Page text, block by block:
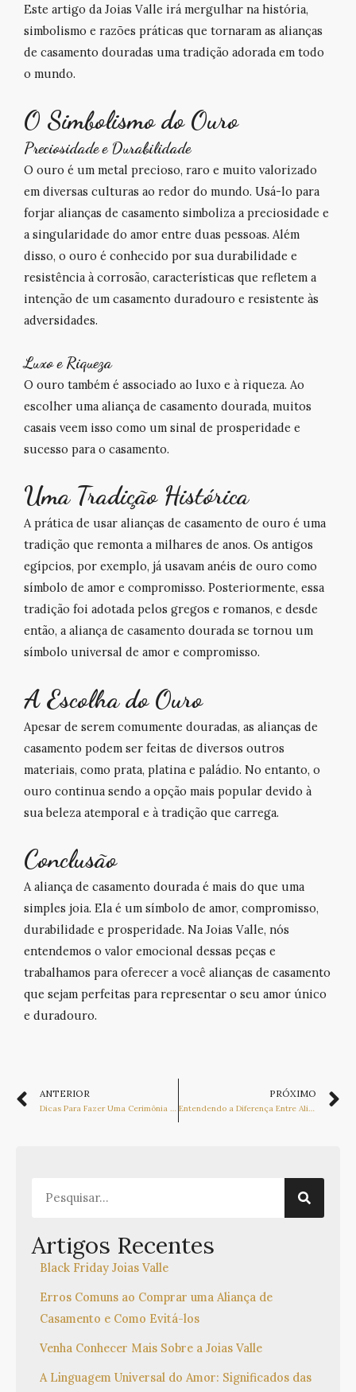
Este artigo da Joias Valle irá mergulhar na história,
simbolismo e razões práticas que tornaram as alianças
de casamento douradas uma tradição adorada em todo
o mundo.
O Simbolismo do Ouro
Preciosidade e Durabilidade
O ouro é um metal precioso, raro e muito valorizado
em diversas culturas ao redor do mundo. Usá-lo para
forjar alianças de casamento simboliza a preciosidade e
a singularidade do amor entre duas pessoas. Além
disso, o ouro é conhecido por sua durabilidade e
resistência à corrosão, características que refletem a
intenção de um casamento duradouro e resistente às
adversidades.
Luxo e Riqueza
O ouro também é associado ao luxo e à riqueza. Ao
escolher uma aliança de casamento dourada, muitos
casais veem isso como um sinal de prosperidade e
sucesso para o casamento.
Uma Tradição Histórica
A prática de usar alianças de casamento de ouro é uma
tradição que remonta a milhares de anos. Os antigos
egípcios, por exemplo, já usavam anéis de ouro como
símbolo de amor e compromisso. Posteriormente, essa
tradição foi adotada pelos gregos e romanos, e desde
então, a aliança de casamento dourada se tornou um
símbolo universal de amor e compromisso.
A Escolha do Ouro
Apesar de serem comumente douradas, as alianças de
casamento podem ser feitas de diversos outros
materiais, como prata, platina e paládio. No entanto, o
ouro continua sendo a opção mais popular devido à
sua beleza atemporal e à tradição que carrega.
Conclusão
A aliança de casamento dourada é mais do que uma
simples joia. Ela é um símbolo de amor, compromisso,
durabilidade e prosperidade. Na Joias Valle, nós
entendemos o valor emocional dessas peças e
trabalhamos para oferecer a você alianças de casamento
que sejam perfeitas para representar o seu amor único
e duradouro.
ANTERIOR
Dicas Para Fazer Uma Cerimônia de Casamento Inesquecível
PRÓXIMO
Entendendo a Diferença Entre Aliança de Noivado e de Casamento
Artigos Recentes
Black Friday Joias Valle
Erros Comuns ao Comprar uma Aliança de
Casamento e Como Evitá-los
Venha Conhecer Mais Sobre a Joias Valle
A Linguagem Universal do Amor: Significados das